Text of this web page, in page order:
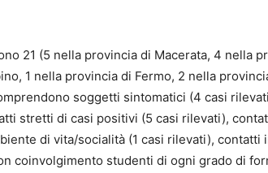
21 (5 nella provincia di Macerata, 4 nella
1 nella provincia di Fermo, 2 nella
soggetti sintomatici (4 casi
stretti di casi positivi (5 casi rilevati),
di vita/socialità (1 casi rilevati), contatti
coinvolgimento studenti di ogni grado di